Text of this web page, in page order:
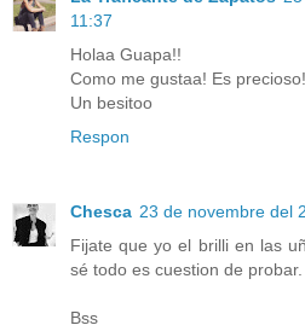
11:37
Holaa Guapa!!
Como me gustaa! Es precioso!
Un besitoo
Respon
Chesca 23 de novembre del
Fijate que yo el brilli en las
sé todo es cuestion de probar.
Bss